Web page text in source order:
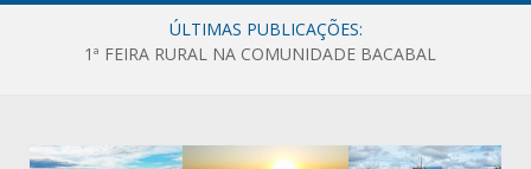
ÚLTIMAS PUBLICAÇÕES:
1ª FEIRA RURAL NA COMUNIDADE BACABAL